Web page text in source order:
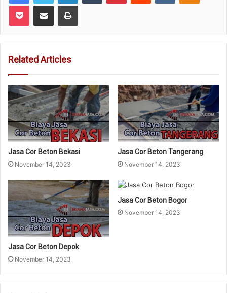
Pocket Share via Email Print
Related Articles
Jasa Cor Beton Bekasi
November 14, 2023
Jasa Cor Beton Tangerang
November 14, 2023
Jasa Cor Beton Depok
November 14, 2023
Jasa Cor Beton Bogor
November 14, 2023